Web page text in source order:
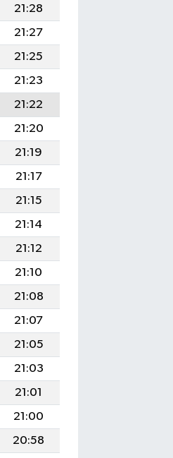
21:28
21:27
21:25
21:23
21:22
21:20
21:19
21:17
21:15
21:14
21:12
21:10
21:08
21:07
21:05
21:03
21:01
21:00
20:58